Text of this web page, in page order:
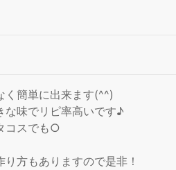
く簡単に出来ます(^^)
な味でリピ率高いです♪
コスでも○
方もありますので是非！